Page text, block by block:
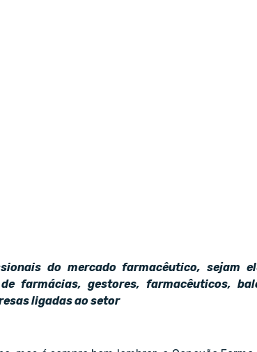
do mercado farmacêutico, sejam
farmácias, gestores, farmacêuticos,
ligadas ao setor